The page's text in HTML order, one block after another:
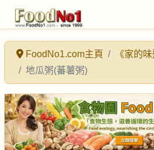
FoodNo1.com主頁 《家的味
地瓜粥(蕃薯粥)